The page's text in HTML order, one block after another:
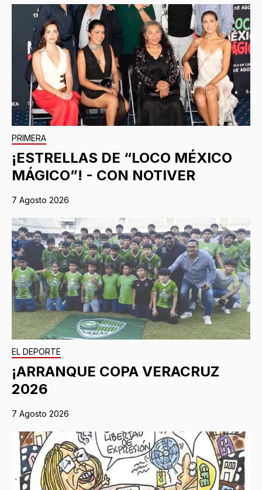
PRIMERA
¡ESTRELLAS DE “LOCO MÉXICO
MÁGICO”! - CON NOTIVER
7 Agosto 2026
EL DEPORTE
¡ARRANQUE COPA VERACRUZ
2026
7 Agosto 2026